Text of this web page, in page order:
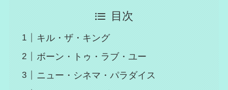
目次
キル・ザ・キング
ボーン・トゥ・ラブ・ユー
ニュー・シネマ・パラダイス